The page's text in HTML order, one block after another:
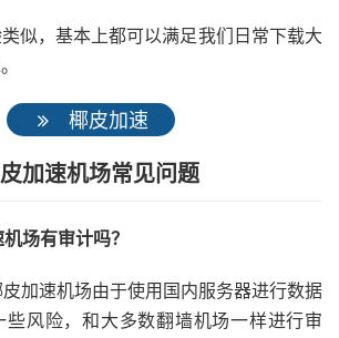
似，基本上都可以满足我们日常下载大
椰皮加速
加速机场常见问题
场有审计吗？
加速机场由于使用国内服务器进行数据
些风险，和大多数翻墙机场一样进行审